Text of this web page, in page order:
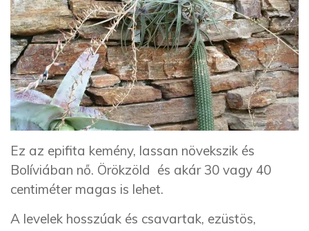
Ez az epifita kemény, lassan növekszik és
Bolíviában nő. Örökzöld és akár 30 vagy 40
centiméter magas is lehet.
A levelek hosszúak és csavartak, ezüstös,